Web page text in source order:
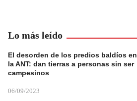
Lo más leído
El desorden de los predios baldíos en
la ANT: dan tierras a personas sin ser
campesinos
06/09/2023